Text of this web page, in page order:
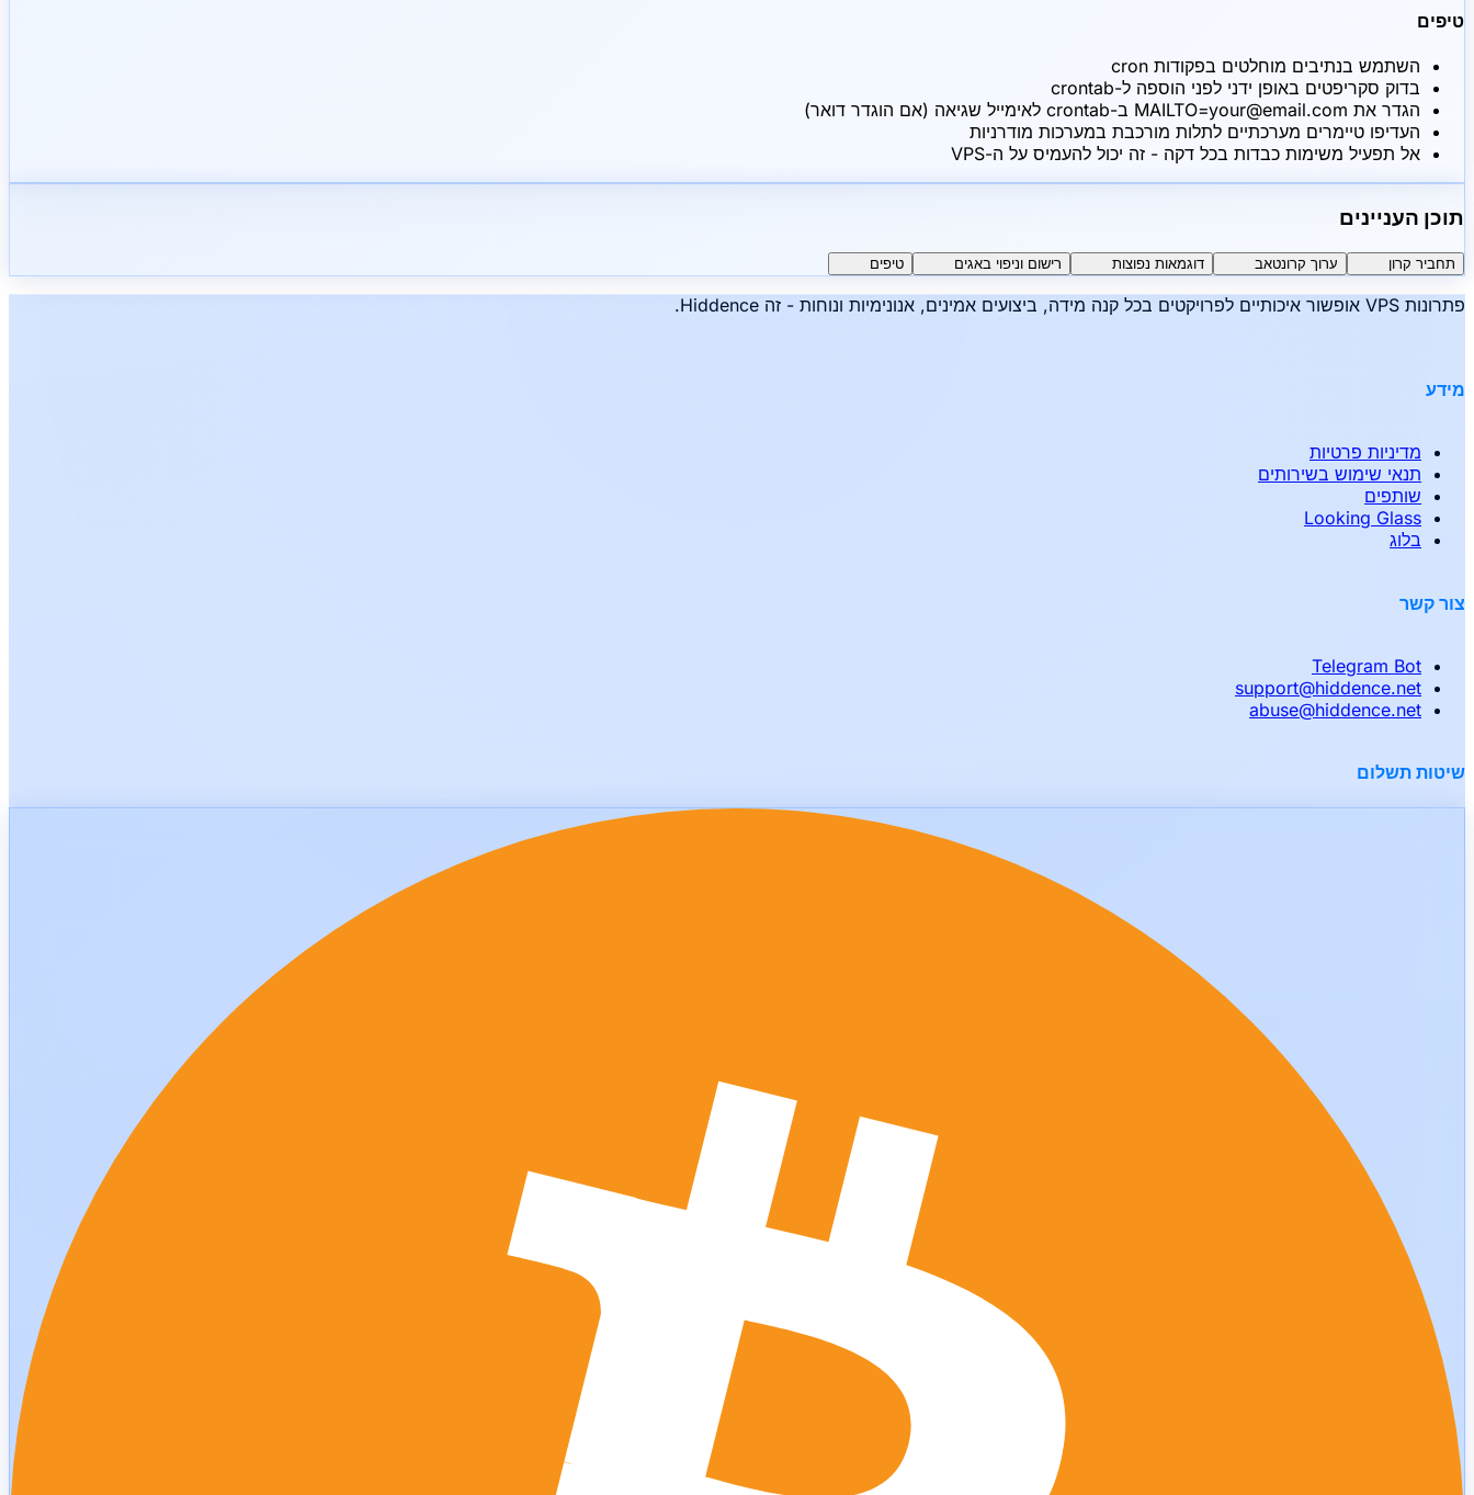
טיפים
השתמש בנתיבים מוחלטים בפקודות cron
בדוק סקריפטים באופן ידני לפני הוספה ל-crontab
הגדר את MAILTO=your@email.com ב-crontab לאימייל שגיאה (אם הוגדר דואר)
העדיפו טיימרים מערכתיים לתלות מורכבת במערכות מודרניות
אל תפעיל משימות כבדות בכל דקה - זה יכול להעמיס על ה-VPS
תוכן העניינים
תחביר קרון ערוך קרונטאב דוגמאות נפוצות רישום וניפוי באגים טיפים
פתרונות VPS אופשור איכותיים לפרויקטים בכל קנה מידה, ביצועים אמינים, אנונימיות ונוחות - זה Hiddence.
מידע
מדיניות פרטיות
תנאי שימוש בשירותים
שותפים
Looking Glass
בלוג
צור קשר
Telegram Bot
support@hiddence.net
abuse@hiddence.net
שיטות תשלום